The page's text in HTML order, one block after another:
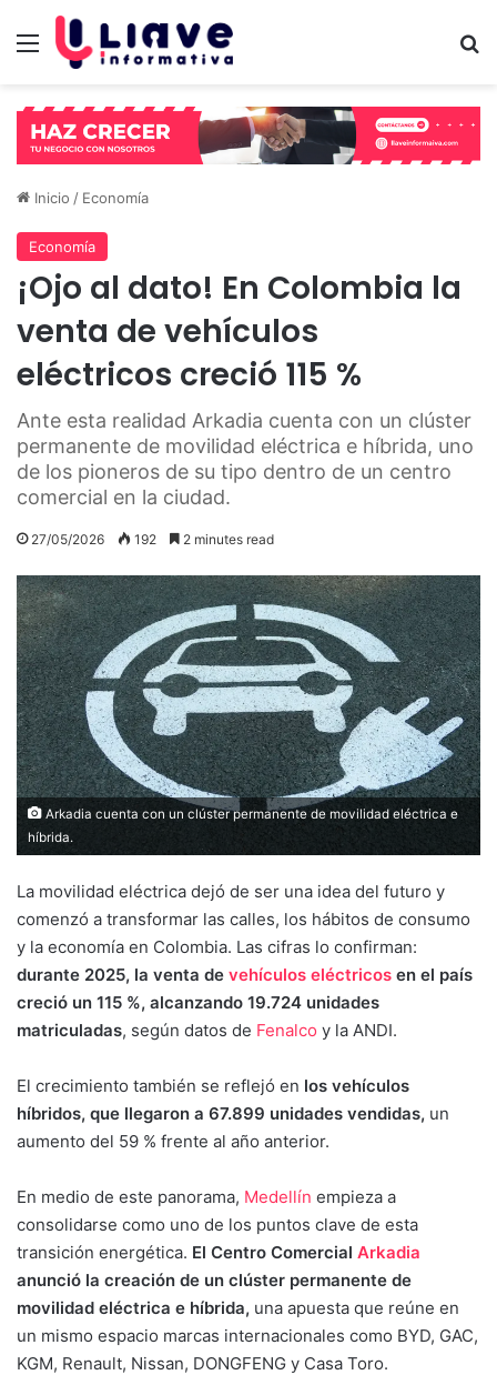
Menú
Inicio / Economía
Economía
¡Ojo al dato! En Colombia la
venta de vehículos
eléctricos creció 115 %
Ante esta realidad Arkadia cuenta con un clúster
permanente de movilidad eléctrica e híbrida, uno
de los pioneros de su tipo dentro de un centro
comercial en la ciudad.
27/05/2026 192 2 minutes read
Arkadia cuenta con un clúster permanente de movilidad eléctrica e
híbrida.
La movilidad eléctrica dejó de ser una idea del futuro y
comenzó a transformar las calles, los hábitos de consumo
y la economía en Colombia. Las cifras lo confirman:
durante 2025, la venta de vehículos eléctricos en el país
creció un 115 %, alcanzando 19.724 unidades
matriculadas, según datos de Fenalco y la ANDI.
El crecimiento también se reflejó en los vehículos
híbridos, que llegaron a 67.899 unidades vendidas, un
aumento del 59 % frente al año anterior.
En medio de este panorama, Medellín empieza a
consolidarse como uno de los puntos clave de esta
transición energética. El Centro Comercial Arkadia
anunció la creación de un clúster permanente de
movilidad eléctrica e híbrida, una apuesta que reúne en
un mismo espacio marcas internacionales como BYD, GAC,
KGM, Renault, Nissan, DONGFENG y Casa Toro.